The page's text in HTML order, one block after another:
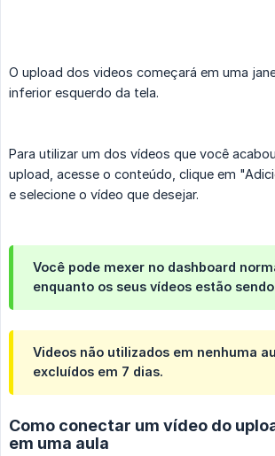
O upload dos videos começará em uma
inferior esquerdo da tela.
Para utilizar um dos vídeos que você
upload, acesse o conteúdo, clique em
e selecione o vídeo que desejar.
Você pode mexer no dashboard
enquanto os seus vídeos estão
Videos não utilizados em nenhuma
excluídos em 7 dias.
Como conectar um vídeo do
em uma aula